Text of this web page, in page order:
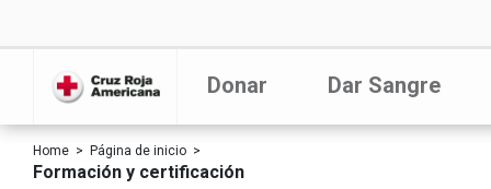
Donar Dar Sangre
Home Página de inicio
Formación y certificación